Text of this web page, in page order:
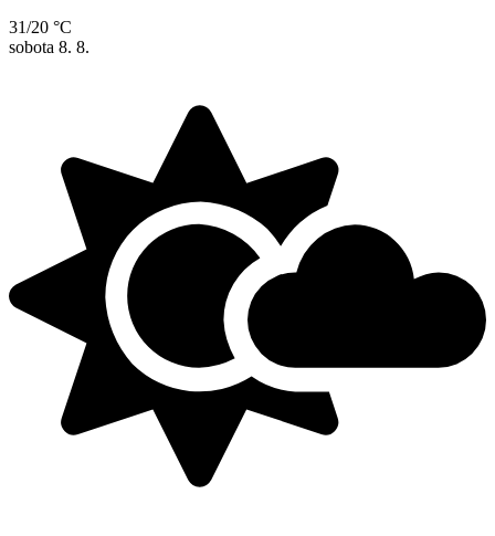
31/20 °C
sobota 8. 8.